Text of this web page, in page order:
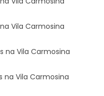
Vila Carmosina
na Vila Carmosina
na Vila Carmosina